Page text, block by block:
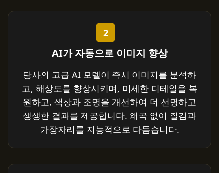
2
AI가 자동으로 이미지 향상
당사의 고급 AI 모델이 즉시 이미지를 분석하
고, 해상도를 향상시키며, 미세한 디테일을 복
원하고, 색상과 조명을 개선하여 더 선명하고
생생한 결과를 제공합니다. 왜곡 없이 질감과
가장자리를 지능적으로 다듬습니다.